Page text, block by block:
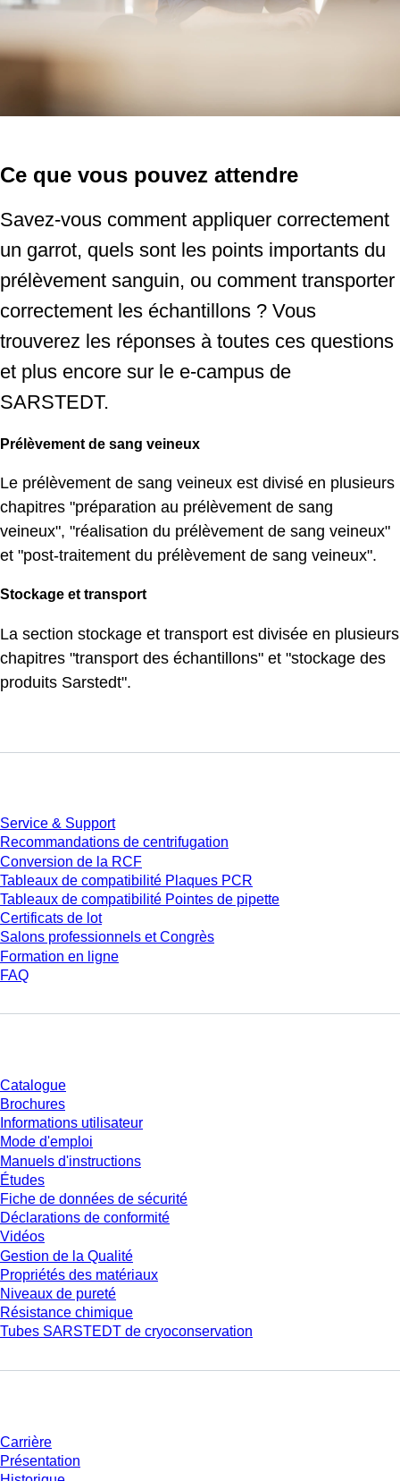
Ce que vous pouvez attendre
Savez-vous comment appliquer correctement
un garrot, quels sont les points importants du
prélèvement sanguin, ou comment transporter
correctement les échantillons ? Vous
trouverez les réponses à toutes ces questions
et plus encore sur le e-campus de
SARSTEDT.
Prélèvement de sang veineux
Le prélèvement de sang veineux est divisé en plusieurs
chapitres "préparation au prélèvement de sang
veineux", "réalisation du prélèvement de sang veineux"
et "post-traitement du prélèvement de sang veineux".
Stockage et transport
La section stockage et transport est divisée en plusieurs
chapitres "transport des échantillons" et "stockage des
produits Sarstedt".
Service & Support
Recommandations de centrifugation
Conversion de la RCF
Tableaux de compatibilité Plaques PCR
Tableaux de compatibilité Pointes de pipette
Certificats de lot
Salons professionnels et Congrès
Formation en ligne
FAQ
Catalogue
Brochures
Informations utilisateur
Mode d'emploi
Manuels d'instructions
Études
Fiche de données de sécurité
Déclarations de conformité
Vidéos
Gestion de la Qualité
Propriétés des matériaux
Niveaux de pureté
Résistance chimique
Tubes SARSTEDT de cryoconservation
Carrière
Présentation